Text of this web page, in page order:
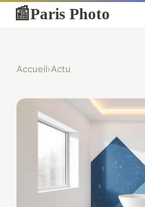
📰Paris Photo
Accueil›Actu